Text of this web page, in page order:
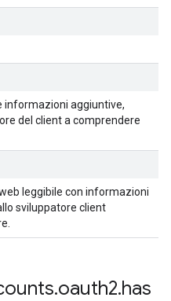
informazioni aggiuntive,
del client a comprendere
leggibile con informazioni
sviluppatore client
.oauth2.has